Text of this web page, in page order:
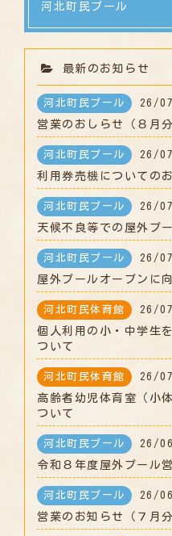
河北町民プール
最新のお知らせ
河北町民プール 26/
営業のおしらせ（８月分
河北町民プール 26/
利用券売機についての
河北町民プール 26/
天候不良等での屋外プ
河北町民プール 26/
屋外プールオープンに
河北町民体育館 26/
個人利用の小・中学生
ついて
河北町民体育館 26/
高齢者幼児体育室（小
ついて
河北町民プール 26/
令和８年度屋外プール
河北町民プール 26/
営業のお知らせ（７月分